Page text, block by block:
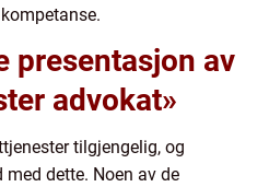
presentasjon av
advokat»
tilgjengelig, og
med dette. Noen av de